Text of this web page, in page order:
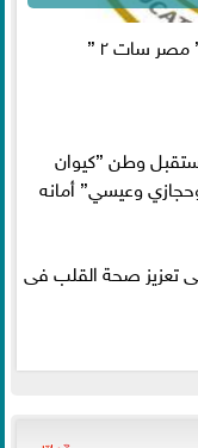
سات ٢ ”
وطن ”كيوان
وعيسي” أمانه
تعزيز صحة القلب فى